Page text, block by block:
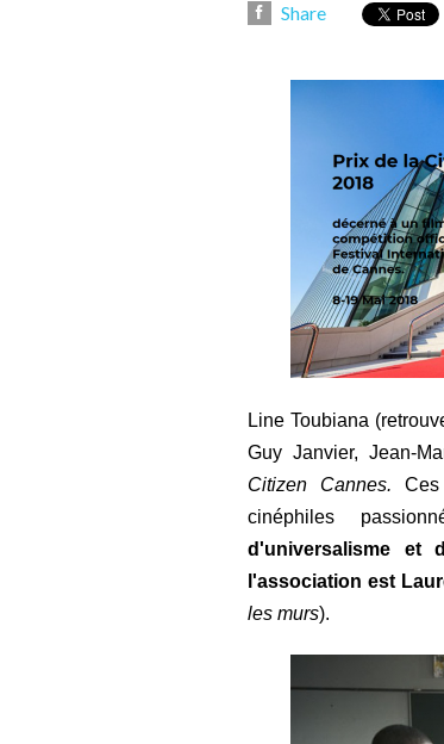
Share
Line Toubiana
Guy Janvier, Jean-
Citizen Cannes.
cinéphiles
d'universalisme et
l'association est
les murs).